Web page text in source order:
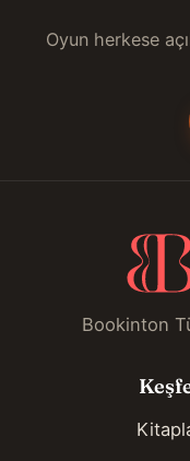
Oyun herkese
Bookinton